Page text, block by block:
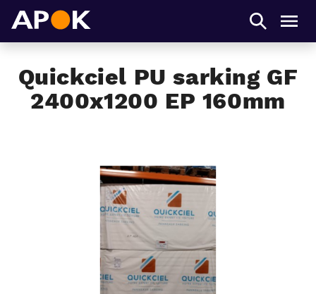
Quickciel PU sarking GF
2400x1200 EP 160mm